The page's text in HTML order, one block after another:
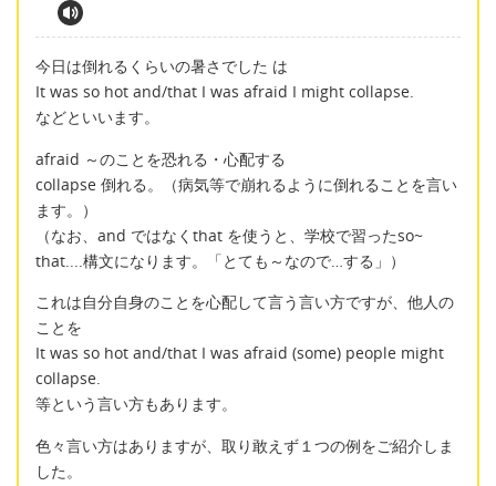
今日は倒れるくらいの暑さでした は
It was so hot and/that I was afraid I might collapse.
などといいます。
afraid ～のことを恐れる・心配する
collapse 倒れる。（病気等で崩れるように倒れることを言い
ます。）
（なお、and ではなくthat を使うと、学校で習ったso~
that....構文になります。「とても～なので…する」）
これは自分自身のことを心配して言う言い方ですが、他人の
ことを
It was so hot and/that I was afraid (some) people might
collapse.
等という言い方もあります。
色々言い方はありますが、取り敢えず１つの例をご紹介しま
した。